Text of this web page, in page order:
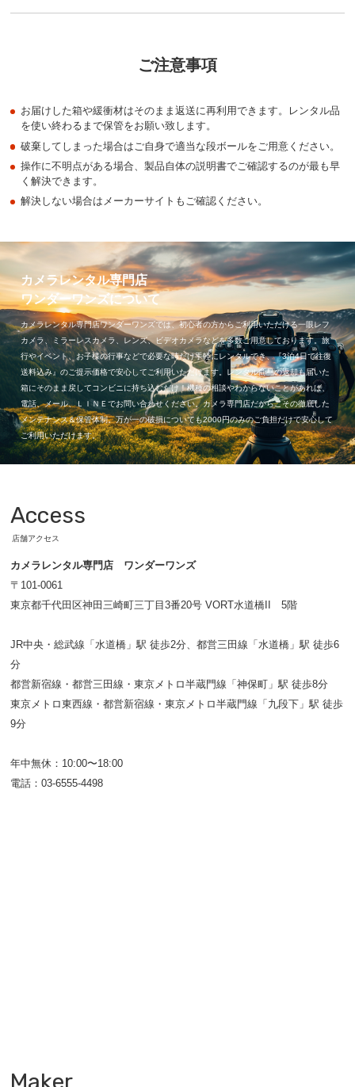
ご注意事項
お届けした箱や緩衝材はそのまま返送に再利用できます。レンタル品
を使い終わるまで保管をお願い致します。
破棄してしまった場合はご自身で適当な段ボールをご用意ください。
操作に不明点がある場合、製品自体の説明書でご確認するのが最も早
く解決できます。
解決しない場合はメーカーサイトもご確認ください。
カメラレンタル専門店
ワンダーワンズについて
カメラレンタル専門店ワンダーワンズでは、初心者の方からご利用いただける一眼レフ
カメラ、ミラーレスカメラ、レンズ、ビデオカメラなどを多数ご用意しております。旅
行やイベント、お子様の行事などで必要な時だけ手軽にレンタルでき、『3泊4日で往復
送料込み』のご提示価格で安心してご利用いただけます。レンタル商品の返却も届いた
箱にそのまま戻してコンビニに持ち込むだけ！機種の相談やわからないことがあれば、
電話、メール、ＬＩＮＥでお問い合わせください。カメラ専門店だからこその徹底した
メンテナンス＆保管体制。万が一の破損についても2000円のみのご負担だけで安心して
ご利用いただけます。
Access
店舗アクセス
カメラレンタル専門店 ワンダーワンズ
〒101-0061
東京都千代田区神田三崎町三丁目3番20号 VORT水道橋II 5階
JR中央・総武線「水道橋」駅 徒歩2分、都営三田線「水道橋」駅 徒歩6
分
都営新宿線・都営三田線・東京メトロ半蔵門線「神保町」駅 徒歩8分
東京メトロ東西線・都営新宿線・東京メトロ半蔵門線「九段下」駅 徒歩
9分
年中無休：10:00〜18:00
電話：03-6555-4498